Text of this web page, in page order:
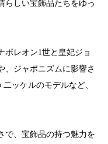
らしい宝飾品たちをゆっ
ポレオン1世と皇妃ジョ
、ジャポニズムに影響さ
ッケルのモデルなど、
で、宝飾品の持つ魅力を